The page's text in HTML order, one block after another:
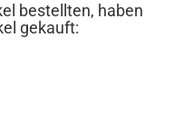
bestellten, haben
gekauft: